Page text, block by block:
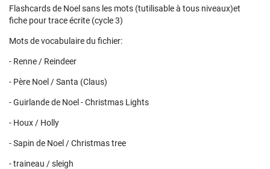
Flashcards de Noel sans les mots (tutilisable à tous niveaux)et
fiche pour trace écrite (cycle 3)
Mots de vocabulaire du fichier:
- Renne / Reindeer
- Père Noel / Santa (Claus)
- Guirlande de Noel - Christmas Lights
- Houx / Holly
- Sapin de Noel / Christmas tree
- traineau / sleigh